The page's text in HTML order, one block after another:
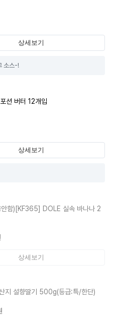
상세보기
소스-!
션 버터 12개입
상세보기
안함)[KF365] DOLE 실속 바나나 2
상세보기
지 설향딸기 500g(등급:특/한단)